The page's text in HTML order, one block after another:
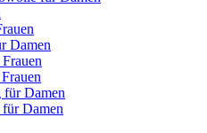
Damen
für Damen
Damen